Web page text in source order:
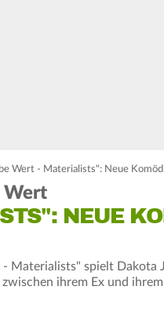
Wert - Materialists": Neue
Wert
NEUE
- Materialists" spielt
ihrem Ex und